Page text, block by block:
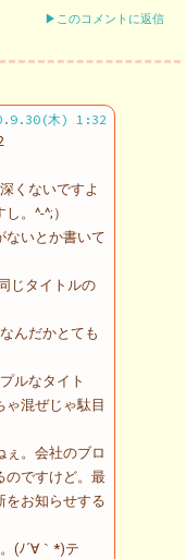
▶このコメントに返信
木) 1:32
くないですよ
。^-^;）
ないとか書いて
じタイトルの
んだかとても
ルなタイト
ゃ混ぜじゃ駄目
ぇ。会社のブロ
のですけど。最
をお知らせする
(ﾉ´∀｀*)テ